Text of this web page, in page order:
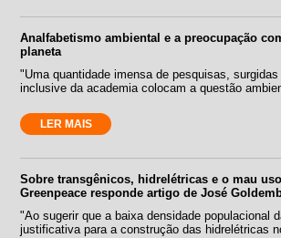
Analfabetismo ambiental e a preocupação
planeta
"Uma quantidade imensa de pesquisas,
inclusive da academia colocam a questão
LER MAIS
Sobre transgênicos, hidrelétricas e o mau
Greenpeace responde artigo de José
"Ao sugerir que a baixa densidade populacional
justificativa para a construção das hidrelétricas